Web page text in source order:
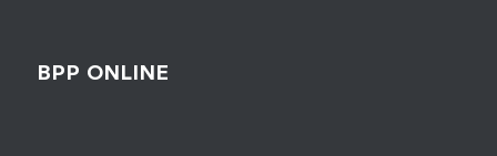
BPP ONLINE